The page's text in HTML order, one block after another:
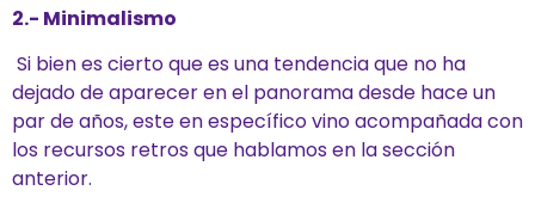
2.- Minimalismo
Si bien es cierto que es una tendencia que no ha
dejado de aparecer en el panorama desde hace un
par de años, este en específico vino acompañada con
los recursos retros que hablamos en la sección
anterior.